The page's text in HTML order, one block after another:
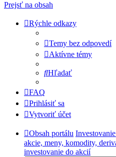
Prejsť na obsah
Rýchle odkazy
Temy bez odpovedí
Aktívne témy
Hľadať
FAQ
Prihlásiť sa
Vytvoriť účet
Obsah portálu
akcie, meny, komodity,
investovanie do akcií